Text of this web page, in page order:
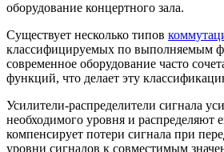
оборудование концертного зала.
Существует несколько типов
классифицируемых по выполняемым
современное оборудование часто
функций, что делает эту
Усилители-распределители сигнала
необходимого уровня и распределяют
компенсирует потери сигнала при
уровни сигналов к совместимым